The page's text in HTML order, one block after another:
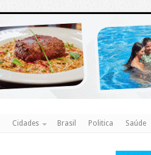
Cidades Brasil Politica Saúde